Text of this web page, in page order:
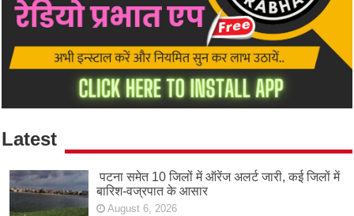
Latest
पटना समेत 10 जिलों में ऑरेंज अलर्ट जारी, कई जिलों में
बारिश-वज्रपात के आसार
August 6, 2026